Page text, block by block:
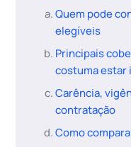
Quem pode
elegíveis
Principais
costuma estar
Carência,
contratação
Como